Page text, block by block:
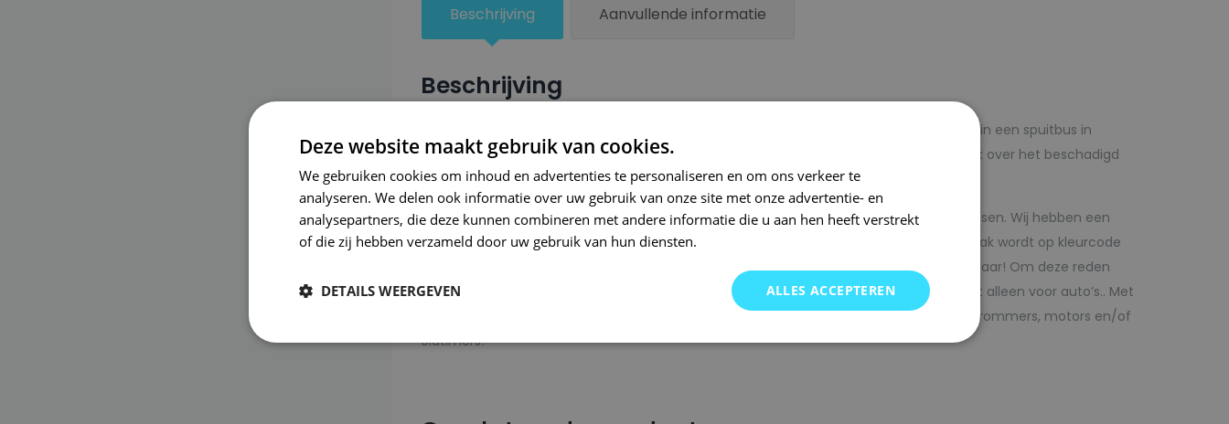
Beschrijving Aanvullende informatie
Beschrijving
Een groter beschadigd oppervlak van je auto behandel je nu zelf voordelig met autolak in een spuitbus in
combinatie met blanke lak van Small Repair Systems. U dient op voorhand de blanke lak over het beschadigd
oppervlak te spuiten zodat de kleurlak beter hecht.
Bij SRS bent u aan het juiste adres wanneer het gaat om hoge kwaliteit autolak spuitbussen. Wij hebben een
gigantisch assortiment met oneindig veel kleurencombinaties in ons arsenaal. De autolak wordt op kleurcode
of kleurnaam gemaakt en is afgevuld met professionele verf. Direct uit voorraad leverbaar! Om deze reden
garanderen wij dat u altijd de gewenste kleur voor uw auto bij SRS kunt vinden. Maar niet alleen voor auto’s.. Met
onze A-kwaliteit spuitbussen kunt u bij ons ook terecht voor bedrijfswagens, scooters, brommers, motors en/of
oldtimers!
Deze website maakt gebruik van cookies.
We gebruiken cookies om inhoud en advertenties te personaliseren en om ons verkeer te
analyseren. We delen ook informatie over uw gebruik van onze site met onze advertentie- en
analysepartners, die deze kunnen combineren met andere informatie die u aan hen heeft verstrekt
of die zij hebben verzameld door uw gebruik van hun diensten.
ALLES ACCEPTEREN
DETAILS WEERGEVEN